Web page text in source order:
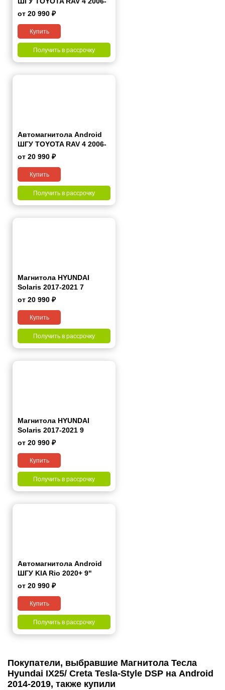
2012 7"
от 20 990 ₽
Купить
Получить в рассрочку
Автомагнитола Android
ШГУ TOYOTA RAV 4 2006-
2012 9"
от 20 990 ₽
Купить
Получить в рассрочку
Магнитола HYUNDAI
Solaris 2017-2021 7
дюймов
от 20 990 ₽
Купить
Получить в рассрочку
Магнитола HYUNDAI
Solaris 2017-2021 9
дюймов
от 20 990 ₽
Купить
Получить в рассрочку
Автомагнитола Android
ШГУ KIA Rio 2020+ 9"
от 20 990 ₽
Купить
Получить в рассрочку
Покупатели, выбравшие Магнитола Тесла
Hyundai IX25/ Creta Tesla-Style DSP на Android
2014-2019, также купили